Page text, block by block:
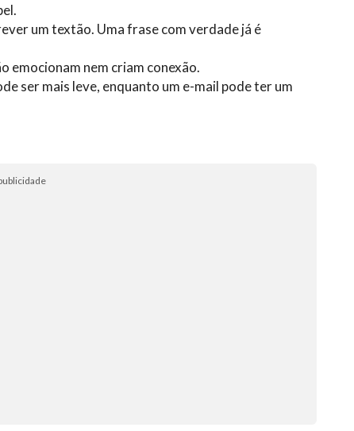
um textão. Uma frase com verdade já é
emocionam nem criam conexão.
ser mais leve, enquanto um e-mail pode ter um